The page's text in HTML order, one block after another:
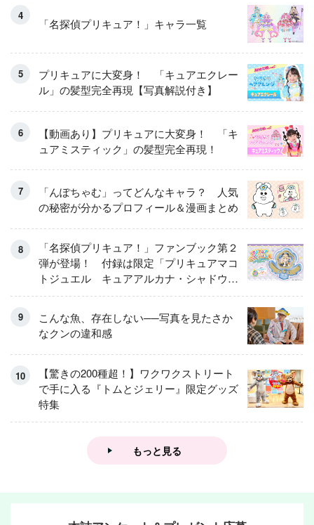
「名探偵プリキュア！」キャラ一覧
プリキュアに大変身！ 「キュアエクレー
ル」の髪型完全再現【写真解説付き】
【動画あり】プリキュアに大変身！ 「キ
ュアミスティック」の髪型完全再現！
「んぽちゃむ」ってどんなキャラ？ 人気
の秘密が分かるプロフィール＆漫画まとめ
「名探偵プリキュア！」ファンブック第２
弾が登場！ 付録は限定「プリキュアマコ
トジュエル キュアアルカナ・シャドウ
アイスver.」 キュアエクレールを大特
こんな魚、存在しない──写真を見たさか
なクンの違和感
【驚きの200種超！】ワクワクストリート
で手に入る『トムとジェリー』限定グッズ
特集
もっと見る